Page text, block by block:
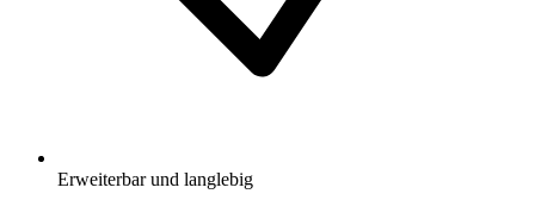
Erweiterbar und langlebig